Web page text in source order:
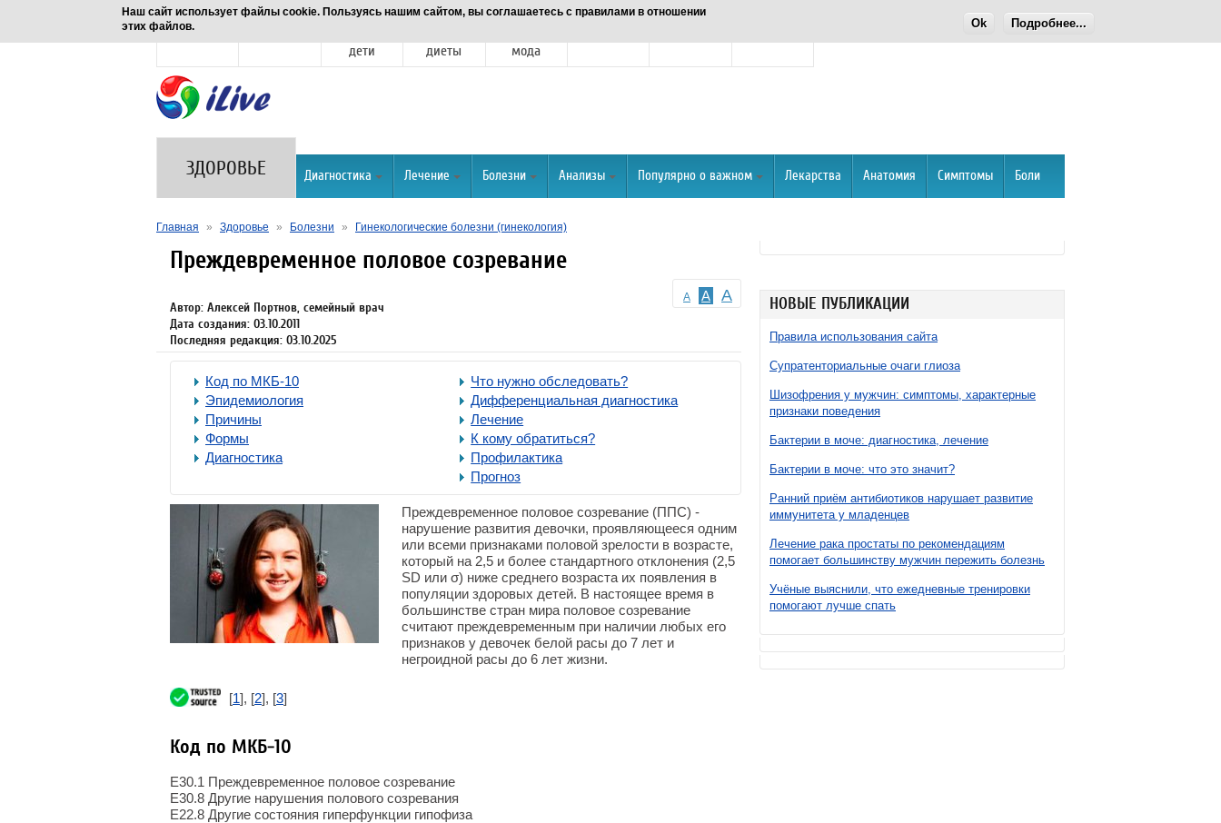
Наш сайт использует файлы cookie. Пользуясь нашим сайтом, вы соглашаетесь с правилами в отношении
этих файлов.
Ok Подробнее...
Новости
дети
диеты
мода
ЗДОРОВЬЕ Диагностика Лечение Болезни Анализы Популярно о важном Лекарства Анатомия Симптомы Боли
Главная » Здоровье » Болезни » Гинекологические болезни (гинекология)
НОВЫЕ ПУБЛИКАЦИИ
Правила использования сайта
Супратенториальные очаги глиоза
Шизофрения у мужчин: симптомы, характерные
признаки поведения
Бактерии в моче: диагностика, лечение
Бактерии в моче: что это значит?
Ранний приём антибиотиков нарушает развитие
иммунитета у младенцев
Лечение рака простаты по рекомендациям
помогает большинству мужчин пережить болезнь
Учёные выяснили, что ежедневные тренировки
помогают лучше спать
A A A
Преждевременное половое созревание
Автор: Алексей Портнов, семейный врач
Дата создания: 03.10.2011
Последняя редакция: 03.10.2025
Код по МКБ-10
Эпидемиология
Причины
Формы
Диагностика
Что нужно обследовать?
Дифференциальная диагностика
Лечение
К кому обратиться?
Профилактика
Прогноз
Преждевременное половое созревание (ППС) -
нарушение развития девочки, проявляющееся одним
или всеми признаками половой зрелости в возрасте,
который на 2,5 и более стандартного отклонения (2,5
SD или σ) ниже среднего возраста их появления в
популяции здоровых детей. В настоящее время в
большинстве стран мира половое созревание
считают преждевременным при наличии любых его
признаков у девочек белой расы до 7 лет и
негроидной расы до 6 лет жизни.
[1], [2], [3]
Код по МКБ-10
E30.1 Преждевременное половое созревание
E30.8 Другие нарушения полового созревания
E22.8 Другие состояния гиперфункции гипофиза